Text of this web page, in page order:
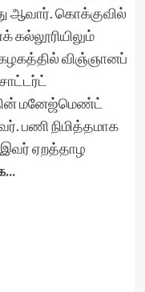
ஆவார். கொக்குவில்
கல்லூரியிலும்
விஞ்ஞானப்
மனேஜ்மெண்ட்
பணி நிமித்தமாக
இவர் ஏறத்தாழ